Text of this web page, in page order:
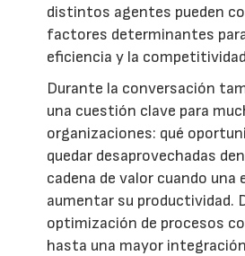
distintos agentes pueden
factores determinantes
eficiencia y la
Durante la conversación
una cuestión clave para
organizaciones: qué
quedar desaprovechadas
cadena de valor cuando una
aumentar su productividad.
optimización de procesos
hasta una mayor